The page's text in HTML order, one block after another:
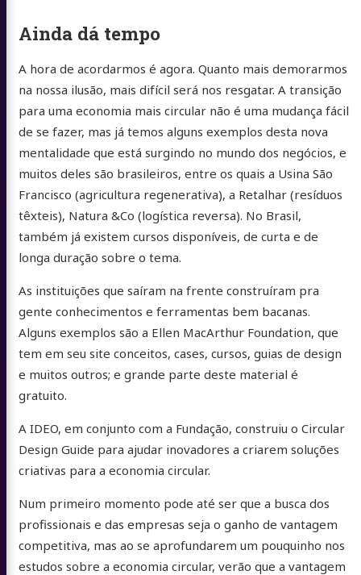
Ainda dá tempo
A hora de acordarmos é agora. Quanto mais demorarmos
na nossa ilusão, mais difícil será nos resgatar. A transição
para uma economia mais circular não é uma mudança fácil
de se fazer, mas já temos alguns exemplos desta nova
mentalidade que está surgindo no mundo dos negócios, e
muitos deles são brasileiros, entre os quais a Usina São
Francisco (agricultura regenerativa), a Retalhar (resíduos
têxteis), Natura &Co (logística reversa). No Brasil,
também já existem cursos disponíveis, de curta e de
longa duração sobre o tema.
As instituições que saíram na frente construíram pra
gente conhecimentos e ferramentas bem bacanas.
Alguns exemplos são a Ellen MacArthur Foundation, que
tem em seu site conceitos, cases, cursos, guias de design
e muitos outros; e grande parte deste material é
gratuito.
A IDEO, em conjunto com a Fundação, construiu o Circular
Design Guide para ajudar inovadores a criarem soluções
criativas para a economia circular.
Num primeiro momento pode até ser que a busca dos
profissionais e das empresas seja o ganho de vantagem
competitiva, mas ao se aprofundarem um pouquinho nos
estudos sobre a economia circular, verão que a vantagem